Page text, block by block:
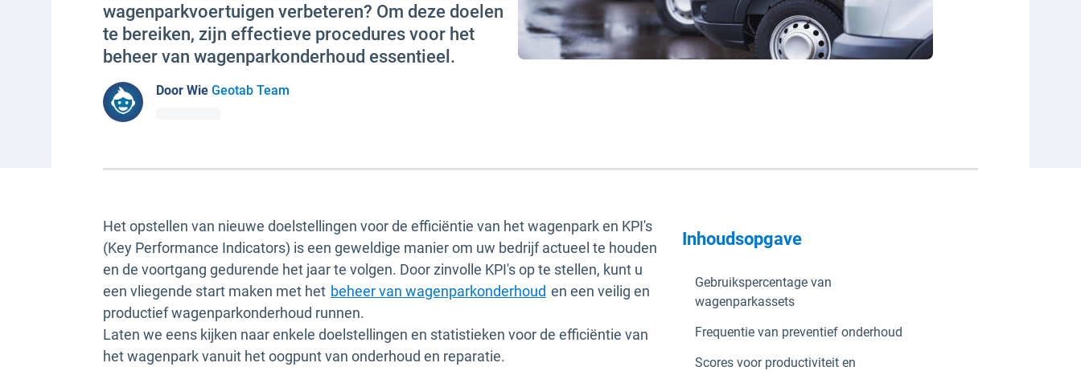
wagenparkvoertuigen verbeteren? Om deze doelen
te bereiken, zijn effectieve procedures voor het
beheer van wagenparkonderhoud essentieel.
Door Wie Geotab Team
Het opstellen van nieuwe doelstellingen voor de efficiëntie van het wagenpark en KPI's
(Key Performance Indicators) is een geweldige manier om uw bedrijf actueel te houden
en de voortgang gedurende het jaar te volgen. Door zinvolle KPI's op te stellen, kunt u
een vliegende start maken met het beheer van wagenparkonderhoud en een veilig en
productief wagenparkonderhoud runnen.
Laten we eens kijken naar enkele doelstellingen en statistieken voor de efficiëntie van
het wagenpark vanuit het oogpunt van onderhoud en reparatie.
Inhoudsopgave
Gebruikspercentage van
wagenparkassets
Frequentie van preventief onderhoud
Scores voor productiviteit en